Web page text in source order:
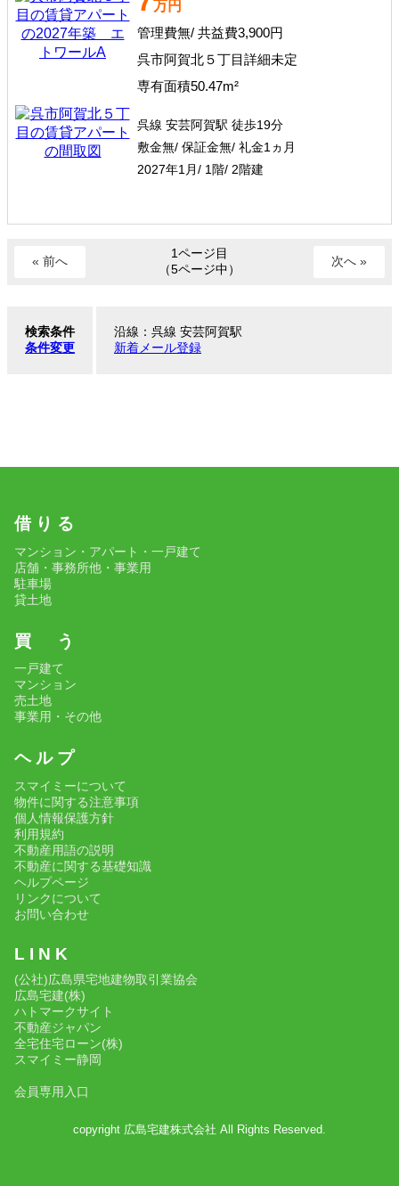
万円
管理費無/ 共益費3,900円
呉市阿賀北５丁目詳細未定
専有面積50.47m²
呉線 安芸阿賀駅 徒歩19分
敷金無/ 保証金無/ 礼金1ヵ月
2027年1月/ 1階/ 2階建
« 前へ
1ページ目
（5ページ中）
次へ »
検索条件
条件変更
沿線：呉線 安芸阿賀駅
新着メール登録
借 り る
マンション・アパート・一戸建て
店舗・事務所他・事業用
駐車場
貸土地
買 う
一戸建て
マンション
売土地
事業用・その他
ヘ ル プ
スマイミーについて
物件に関する注意事項
個人情報保護方針
利用規約
不動産用語の説明
不動産に関する基礎知識
ヘルプページ
リンクについて
お問い合わせ
L I N K
(公社)広島県宅地建物取引業協会
広島宅建(株)
ハトマークサイト
不動産ジャパン
全宅住宅ローン(株)
スマイミー静岡
会員専用入口
copyright 広島宅建株式会社 All Rights Reserved.